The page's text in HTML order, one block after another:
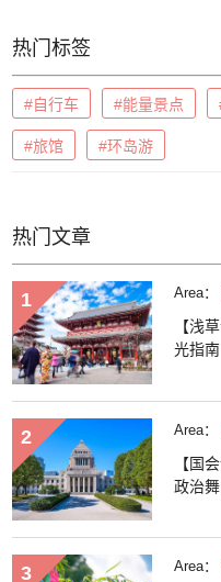
热门标签
#自行车 #能量景点
#旅馆 #环岛游
热门文章
Area：
【浅
光指南
Area：
【国
政治
Area：